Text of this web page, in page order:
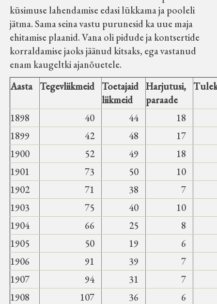
küsimuse lahendamise edasi lükkama ja pooleli
jätma. Sama seina vastu purunesid ka uue maja
ehitamise plaanid. Vana oli pidude ja kontsertide
korraldamise jaoks jäänud kitsaks, ega vastanud
enam kaugeltki ajanõuetele.
Aasta Tegevliikmeid Toetajaid
liikmeid
Harjutusi,
paraade
1898 40 44
18
1899
42 48
17
1900
52 49
18
1901
73 50
10
1902
71 38
7
1903
75 40
10
1904
66 25
8
1905
50 19
6
1906
91 39
7
1907
94 31
7
1908
107 36
6